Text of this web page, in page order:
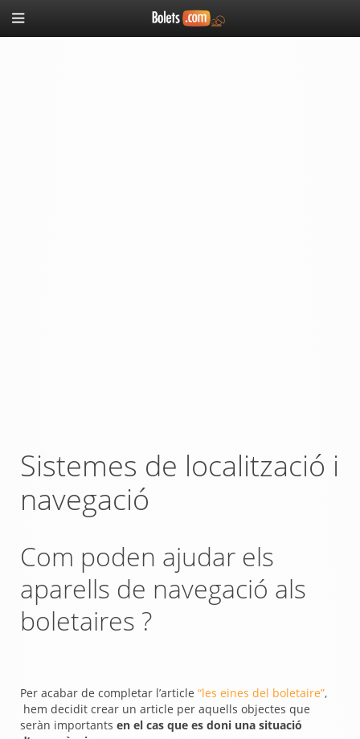
Sistemes de localització i
navegació
Com poden ajudar els
aparells de navegació als
boletaires ?
Per acabar de completar l’article “les eines del boletaire”,
hem decidit crear un article per aquells objectes que
seràn importants en el cas que es doni una situació